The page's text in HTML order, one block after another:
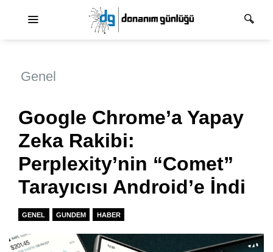
Genel
Google Chrome’a Yapay
Zeka Rakibi:
Perplexity’nin “Comet”
Tarayıcısı Android’e İndi
GENEL GUNDEM HABER